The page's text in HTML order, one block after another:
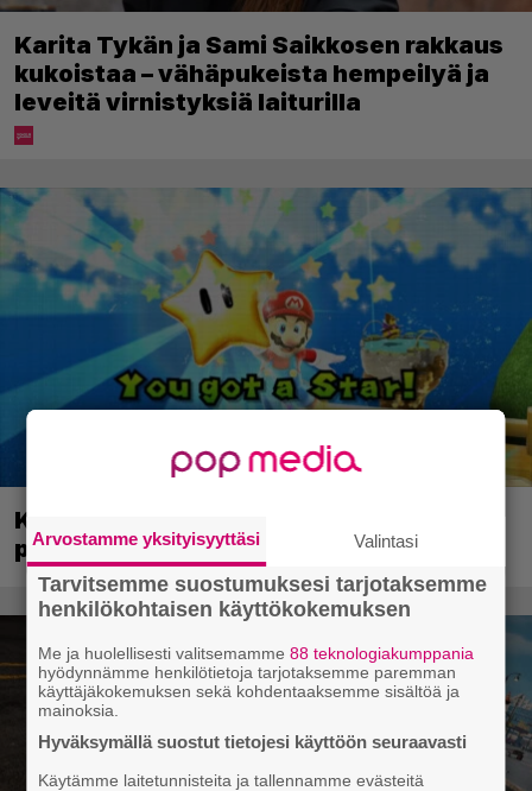
Karita Tykän ja Sami Saikkosen rakkaus
kukoistaa – vähäpukeista hempeilyä ja
leveitä virnistyksiä laiturilla
Kerron nyt, miksi Super Mario Galaxy on
paras ja tärkein Mario-peli
Arvostamme yksityisyyttäsi Valintasi
Tarvitsemme suostumuksesi tarjotaksemme
henkilökohtaisen käyttökokemuksen
Me ja huolellisesti valitsemamme88 teknologiakumppania
hyödynnämme henkilötietoja tarjotaksemme paremman
käyttäjäkokemuksen sekä kohdentaaksemme sisältöä ja
mainoksia.
Hyväksymällä suostut tietojesi käyttöön seuraavasti
Käytämme laitetunnisteita ja tallennamme evästeitä